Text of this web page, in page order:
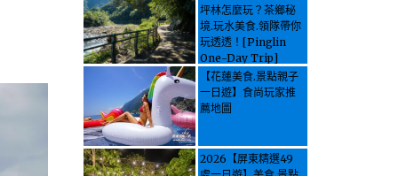
坪林怎麼玩？茶鄉秘
境.玩水美食.領隊帶你
玩透透！[Pinglin
One-Day Trip]
How to explore
Pinglin, New
Taipei? Tea Village
Let the guide take
you through it all!
【花蓮美食.景點親子
一日遊】食尚玩家推
薦地圖
2026【屏東精選49